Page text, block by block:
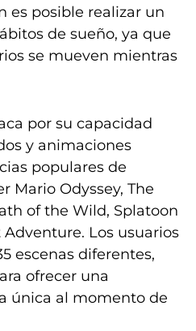
es posible realizar un
de sueño, ya que
se mueven mientras
por su capacidad
y animaciones
populares de
Mario Odyssey, The
of the Wild, Splatoon
Los usuarios
escenas diferentes,
ofrecer una
única al momento de